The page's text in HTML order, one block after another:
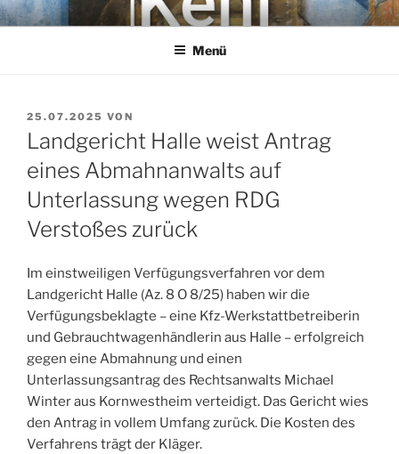
Zum
InhaltKEHL
Rechtsanwaltsgesellschaft mbH
Menü
VERÖFFENTLICHT
AM
25.07.2025 VON
Landgericht Halle weist Antrag
eines Abmahnanwalts auf
Unterlassung wegen RDG
Verstoßes zurück
Im einstweiligen Verfügungsverfahren vor dem
Landgericht Halle (Az. 8 O 8/25) haben wir die
Verfügungsbeklagte – eine Kfz-Werkstattbetreiberin
und Gebrauchtwagenhändlerin aus Halle – erfolgreich
gegen eine Abmahnung und einen
Unterlassungsantrag des Rechtsanwalts Michael
Winter aus Kornwestheim verteidigt. Das Gericht wies
den Antrag in vollem Umfang zurück. Die Kosten des
Verfahrens trägt der Kläger.